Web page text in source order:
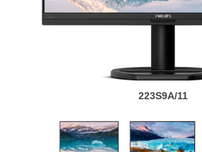
223S9A/11